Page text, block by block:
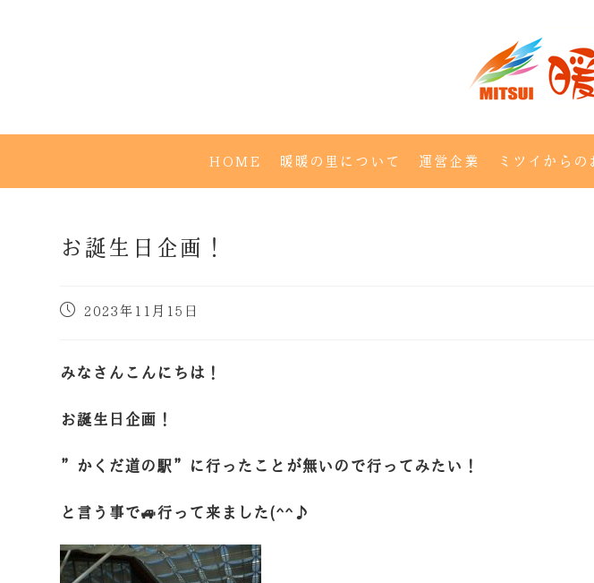
HOME 暖暖の里について 運営企業 ミツイからの
お誕生日企画！
2023年11月15日
みなさんこんにちは！
お誕生日企画！
”かくだ道の駅”に行ったことが無いので行ってみたい！
と言う事で🚙行って来ました(^^♪